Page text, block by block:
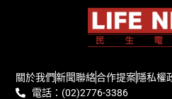
關於我們新聞聯絡合作提案隱私權
電話：(02)2776-3386